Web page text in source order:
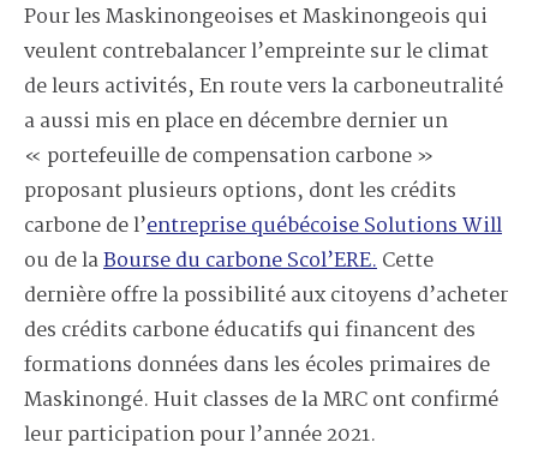
Pour les Maskinongeoises et Maskinongeois qui
veulent contrebalancer l’empreinte sur le climat
de leurs activités, En route vers la carboneutralité
a aussi mis en place en décembre dernier un
« portefeuille de compensation carbone »
proposant plusieurs options, dont les crédits
carbone de l’entreprise québécoise Solutions Will
ou de laBourse du carbone Scol’ERE.Cette
dernière offre la possibilité aux citoyens d’acheter
des crédits carbone éducatifs qui financent des
formations données dans les écoles primaires de
Maskinongé. Huit classes de la MRC ont confirmé
leur participation pour l’année 2021.